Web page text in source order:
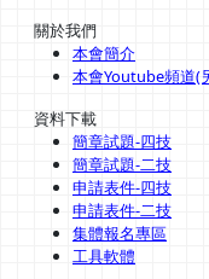
關於我們
本會簡介
本會Youtube頻道(
資料下載
簡章試題-四技
簡章試題-二技
申請表件-四技
申請表件-二技
集體報名專區
工具軟體